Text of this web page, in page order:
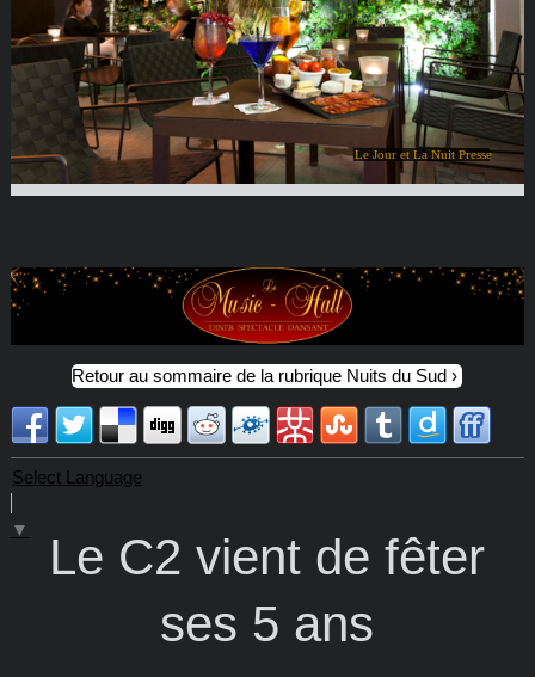
Le Jour et La Nuit Presse
Retour au sommaire de la rubrique Nuits du Sud
Select Language
▼
Le C2 vient de fêter
ses 5 ans